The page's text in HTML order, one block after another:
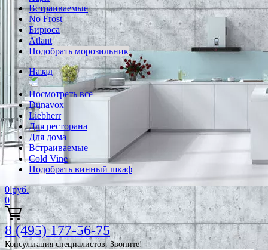
Встраиваемые
No Frost
Бирюса
Atlant
Подобрать морозильник
Назад
Посмотреть все
Dunavox
Liebherr
Для ресторана
Для дома
Встраиваемые
Cold Vine
Подобрать винный шкаф
0 руб.
0
8 (495) 177-56-75
Консультация специалистов. Звоните!